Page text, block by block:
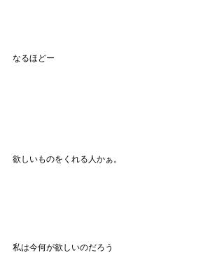
なるほどー
欲しいものをくれる人かぁ。
私は今何が欲しいのだろう